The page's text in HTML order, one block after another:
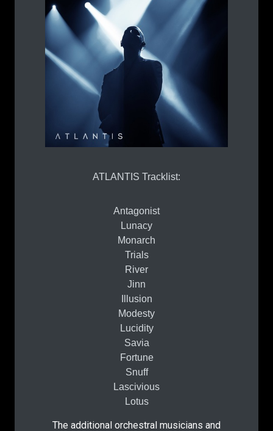
ATLANTIS Tracklist:
Antagonist
Lunacy
Monarch
Trials
River
Jinn
Illusion
Modesty
Lucidity
Savia
Fortune
Snuff
Lascivious
Lotus
The additional orchestral musicians and